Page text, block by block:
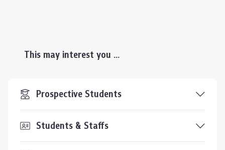
This may interest you ...
Prospective Students
Students & Staffs